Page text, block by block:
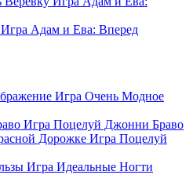
Игра Адам и Ева: Вперед
Игра Очень Модное
Игра Поцелуй Джонни Браво
Игра Поцелуй
Игра Идеальные Ногти